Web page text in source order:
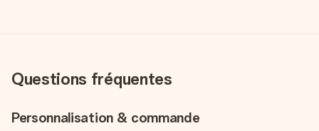
Questions fréquentes
Personnalisation & commande